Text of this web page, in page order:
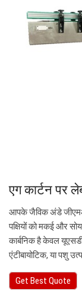
एग कार्टन पर
आपके जैविक अंडे जीएमओ
पक्षियों को मकई और
कार्बनिक है केवल
एंटीबायोटिक, या पशु
Get Best Quote